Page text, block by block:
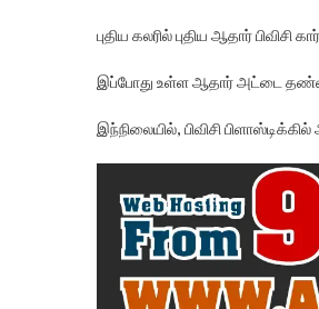
புதிய கலரில் புதிய ஆதார்
இப்போது உள்ள ஆதார் அட்டை
இந்நிலையில், பிவிசி